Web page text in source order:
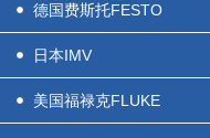
德国费斯托FESTO
日本IMV
美国福禄克FLUKE